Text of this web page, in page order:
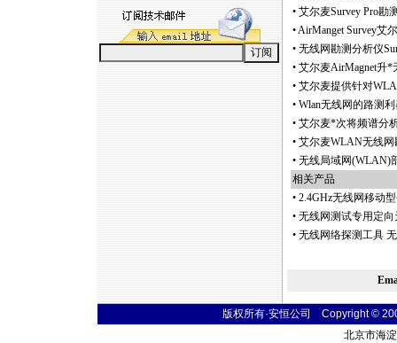
• 艾尔麦Survey Pro勘
•AirManget Survey艾
• 无线网勘测分析仪
• 艾尔麦AirMagnet升*
• 艾尔麦提供针对
• Wlan无线网的路测
• 艾尔麦*次将频谱分
• 艾尔麦WLAN无线网
• 无线局域网(WLAN)
相关产品
• 2.4GHz无线网移动
• 无线网测试专用定
• 无线网络探测工具
版权所有·安恒公司 Copyright ©
北京市海